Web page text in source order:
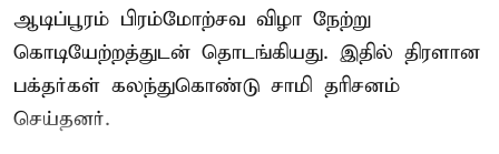
ஆடிப்பூரம் பிரம்மோற்சவ விழா நேற்று
கொடியேற்றத்துடன் தொடங்கியது. இதில் திரளான
பக்தர்கள் கலந்துகொண்டு சாமி தரிசனம்
செய்தனர்.